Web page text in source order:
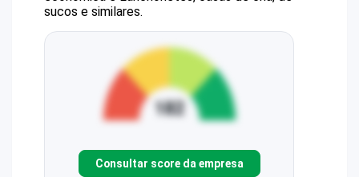
sucos e similares.
Consultar score da empresa